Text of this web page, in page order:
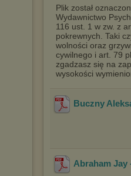
Plik został
Wydawnictwo
116 ust. 1 w zw. z
pokrewnych. Taki
wolności oraz
cywilnego i art. 79
zgadzasz się na
wysokości
Buczny
Abraham Jay